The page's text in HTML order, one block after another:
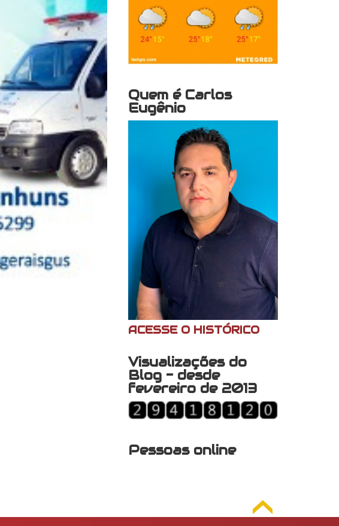
Quem é Carlos
Eugênio
ACESSE O HISTÓRICO
Visualizações do
Blog - desde
fevereiro de 2013
Pessoas online